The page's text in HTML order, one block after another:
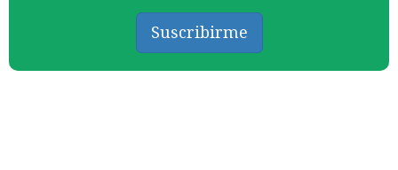
Suscribirme